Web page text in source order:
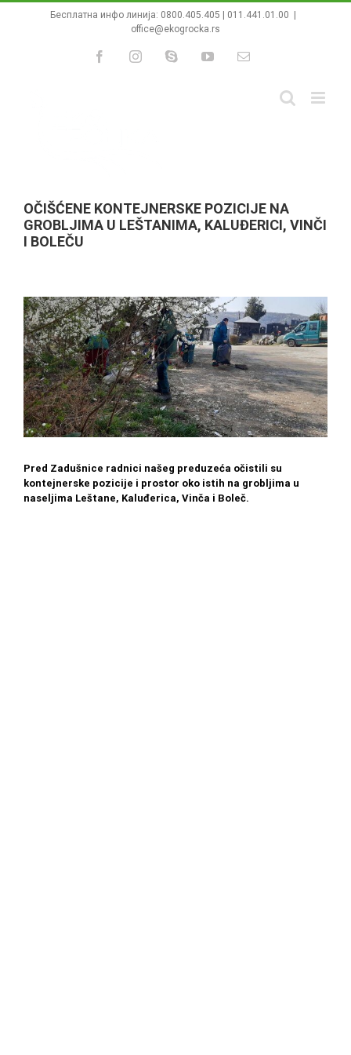
Бесплатна инфо линија: 0800.405.405 011.441.01.00
office@ekogrocka.rs
FacebookInstagramSkype YouTubeEmail
OČIŠĆENE KONTEJNERSKE POZICIJE NA
GROBLJIMA U LEŠTANIMA, KALUĐERICI, VINČI
I BOLEČU
View
Larger
Image
Pred Zadušnice radnici našeg preduzeća očistili su
kontejnerske pozicije i prostor oko istih na grobljima u
naseljima Leštane, Kaluđerica, Vinča i Boleč.